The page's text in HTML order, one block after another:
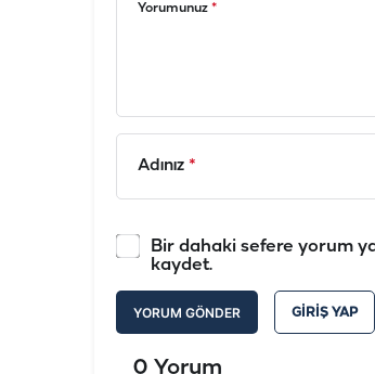
Yorumunuz *
Adınız *
Bir dahaki sefere yorum
kaydet.
YORUM GÖNDER GIRIŞ YAP
0 Yorum